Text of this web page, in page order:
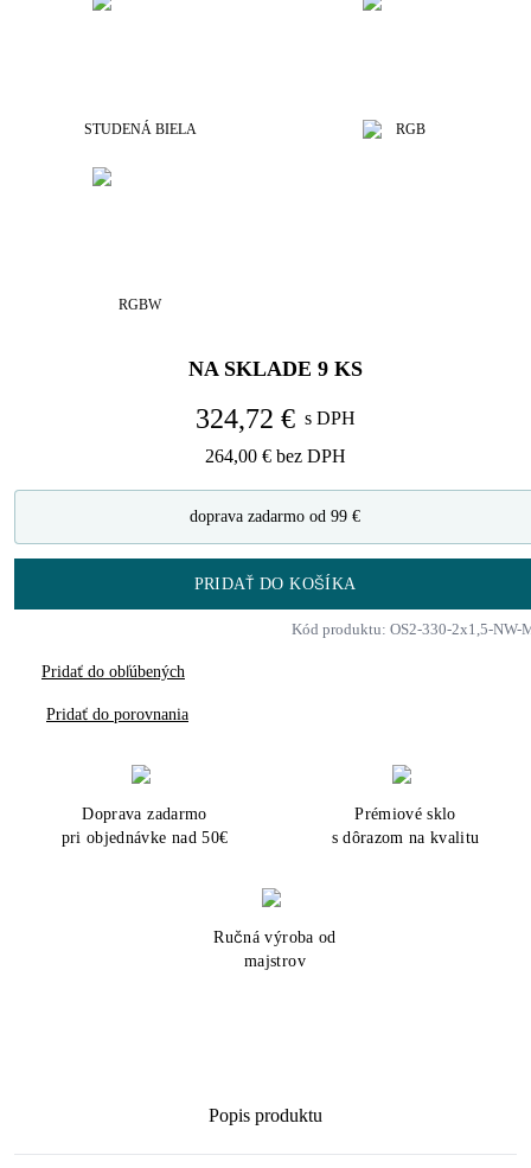
STUDENÁ BIELA RGB
RGBW
NA SKLADE 9 KS
324,72 € s DPH
264,00 € bez DPH
doprava zadarmo od 99 €
PRIDAŤ DO KOŠÍKA
Kód produktu: OS2-330-2x1,5-NW-
Pridať do obľúbených
Pridať do porovnania
Doprava zadarmo
pri objednávke nad 50€
Prémiové sklo
s dôrazom na kvalitu
Ručná výroba od
majstrov
Popis produktu